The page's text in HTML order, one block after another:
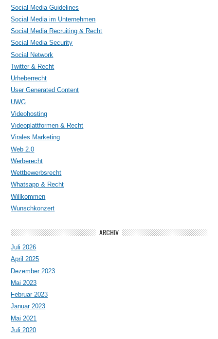
Social Media Guidelines
Social Media im Unternehmen
Social Media Recruiting & Recht
Social Media Security
Social Network
Twitter & Recht
Urheberrecht
User Generated Content
UWG
Videohosting
Videoplattformen & Recht
Virales Marketing
Web 2.0
Werberecht
Wettbewerbsrecht
Whatsapp & Recht
Willkommen
Wunschkonzert
ARCHIV
Juli 2026
April 2025
Dezember 2023
Mai 2023
Februar 2023
Januar 2023
Mai 2021
Juli 2020